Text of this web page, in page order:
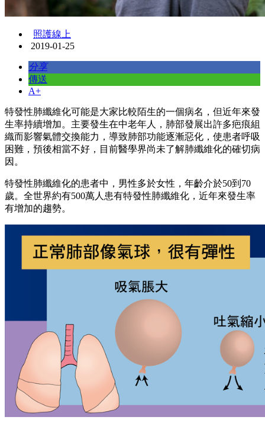
照護線上
2019-01-25
分享
傳送
A+
特發性肺纖維化可能是大家比較陌生的一個病名，但近年來發
生率持續增加。主要發生在中老年人，肺部發展出許多疤痕組
織而影響氣體交換能力，導致肺部功能逐漸惡化，使患者呼吸
困難，預後相當不好，目前醫學界尚未了解肺纖維化的確切病
因。
特發性肺纖維化的患者中，男性多於女性，年齡介於50到70
歲。全世界約有500萬人患有特發性肺纖維化，近年來發生率
有增加的趨勢。